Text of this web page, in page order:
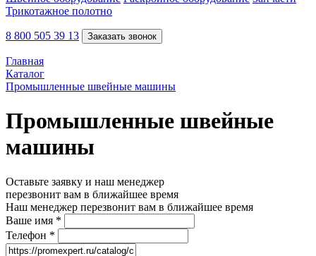
Трикотажное полотно
8 800 505 39 13 Заказать звонок
Главная
Каталог
Промышленные швейные машины
Промышленные швейные
машины
Оставьте заявку и наш менеджер
перезвонит вам в ближайшее время
Наш менеджер перезвонит вам в ближайшее время
Ваше имя *
Телефон *